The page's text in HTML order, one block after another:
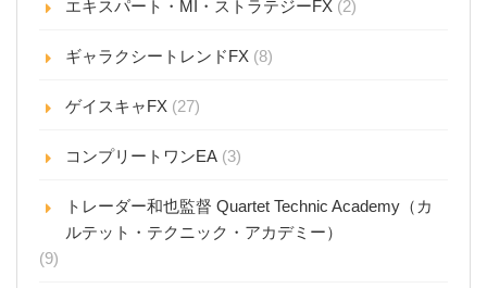
エキスパート・MI・ストラテジーFX (2)
ギャラクシートレンドFX (8)
ゲイスキャFX (27)
コンプリートワンEA (3)
トレーダー和也監督 Quartet Technic Academy（カ
ルテット・テクニック・アカデミー）
(9)